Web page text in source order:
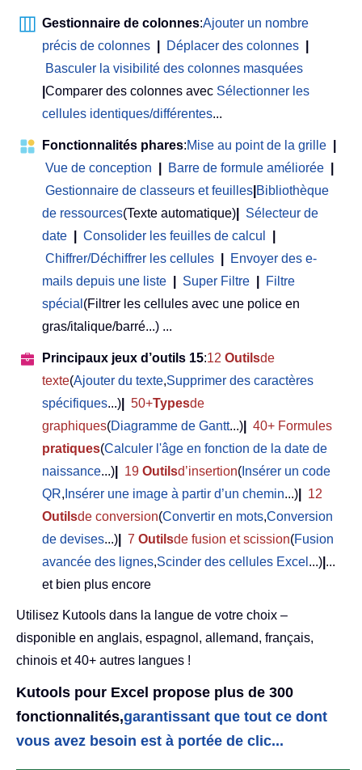
Gestionnaire de colonnes:Ajouter un nombre
précis de colonnes
Déplacer des colonnes
Basculer la visibilité des colonnes masquées
Comparer des colonnes avec Sélectionner les
cellules identiques/différentes...
Fonctionnalités phares:Mise au point de la grille
Vue de conception
Barre de formule améliorée
Gestionnaire de classeurs et feuilles Bibliothèque
de ressources(Texte automatique)
Sélecteur de
date
Consolider les feuilles de calcul
Chiffrer/Déchiffrer les cellules
Envoyer des e-
mails depuis une liste
Super Filtre
Filtre
spécial (Filtrer les cellules avec une police en
gras/italique/barré...) ...
Principaux jeux d’outils 15:12 Outilsde
texte(Ajouter du texte,Supprimer des caractères
spécifiques...) 50+Typesde
graphiques(Diagramme de Gantt...)
40+ Formules
pratiques(Calculer l'âge en fonction de la date de
naissance...) 19 Outilsd’insertion( Insérer un code
QR, Insérer une image à partir d’un chemin...)
12
Outilsde conversion(Convertir en mots,Conversion
de devises...) 7 Outilsde fusion et scission(Fusion
avancée des lignes,Scinder des cellules Excel ...) ...
et bien plus encore
Utilisez Kutools dans la langue de votre choix –
disponible en anglais, espagnol, allemand, français,
chinois et 40+ autres langues !
Kutools pour Excel propose plus de 300
fonctionnalités,garantissant que tout ce dont
vous avez besoin est à portée de clic...